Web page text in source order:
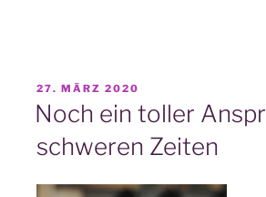
VERÖFFENTLICHT
AM
27. MÄRZ 2020
Noch ein toller
schweren Zeiten